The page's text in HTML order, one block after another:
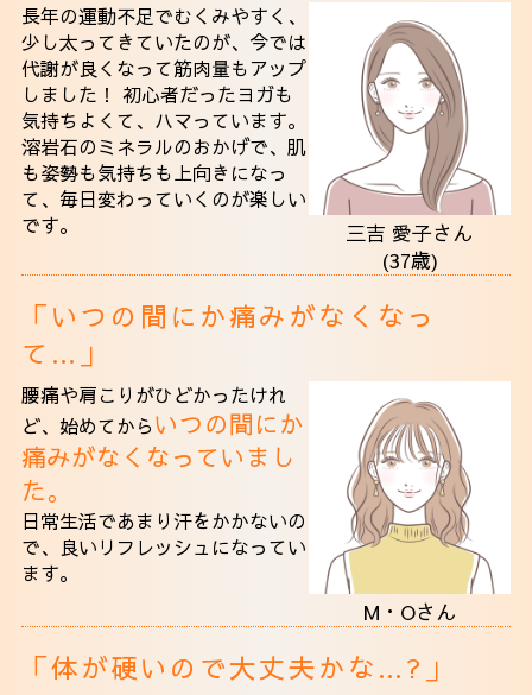
三吉 愛子さん
(37歳)
長年の運動不足でむくみやすく、
少し太ってきていたのが、今では
代謝が良くなって筋肉量もアップ
しました！ 初心者だったヨガも
気持ちよくて、ハマっています。
溶岩石のミネラルのおかげで、肌
も姿勢も気持ちも上向きになっ
て、毎日変わっていくのが楽しい
です。
「いつの間にか痛みがなくなっ
て…」
M・Oさん
腰痛や肩こりがひどかったけれ
ど、始めてからいつの間にか
痛みがなくなっていまし
た。
日常生活であまり汗をかかないの
で、良いリフレッシュになってい
ます。
「体が硬いので大丈夫かな…?」